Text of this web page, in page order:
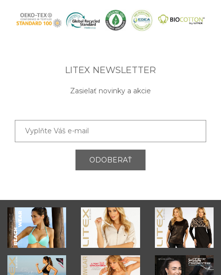
LITEX NEWSLETTER
Zasielať novinky a akcie
ODOBERAŤ